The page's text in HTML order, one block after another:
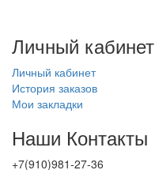
Личный кабинет
Личный кабинет
История заказов
Мои закладки
Наши Контакты
+7(910)981-27-36